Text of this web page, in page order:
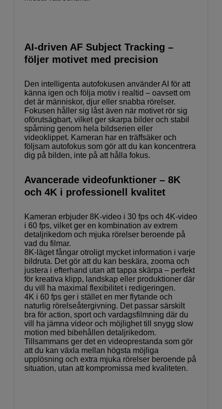
AI-driven AF Subject Tracking –
följer motivet med precision
Den intelligenta autofokusen använder AI för att
känna igen och följa motiv i realtid – oavsett om
det är människor, djur eller snabba rörelser.
Fokusen håller sig låst även när motivet rör sig
oförutsägbart, vilket ger skarpa bilder och stabil
spårning genom hela bildserien eller
videoklippet. Kameran har en träffsäker och
följsam autofokus som gör att du kan koncentrera
dig på bilden, inte på att hålla fokus.
Avancerade videofunktioner – 8K
och 4K i professionell kvalitet
Kameran erbjuder 8K-video i 30 fps och 4K-video
i 60 fps, vilket ger en kombination av extrem
detaljrikedom och mjuka rörelser beroende på
vad du filmar.
8K-läget fångar otroligt mycket information i varje
bildruta. Det gör att du kan beskära, zooma och
justera i efterhand utan att tappa skärpa – perfekt
för kreativa klipp, landskap eller produktioner där
du vill ha maximal flexibilitet i redigeringen.
4K i 60 fps ger i stället en mer flytande och
naturlig rörelseåtergivning. Det passar särskilt
bra för action, sport och vardagsfilmning där du
vill ha jämna videor och möjlighet till snygg slow
motion med bibehållen detaljrikedom.
Tillsammans ger det en videoprestanda som gör
att du kan växla mellan högsta möjliga
upplösning och extra mjuka rörelser beroende på
situation, utan att kompromissa med kvaliteten.